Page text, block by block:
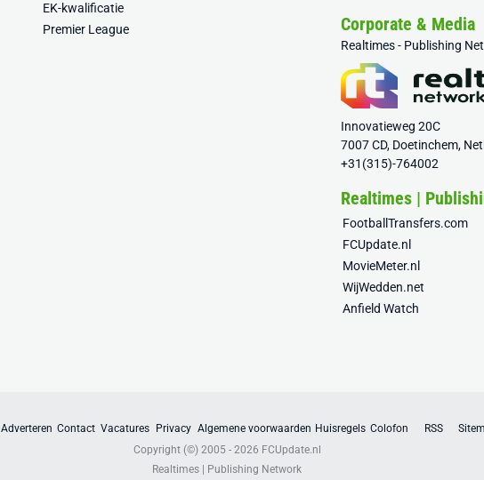
EK-kwalificatie
Premier League
Corporate & Media
Realtimes - Publishing
Innovatieweg 20C
7007 CD, Doetinchem,
+31(315)-764002
Realtimes |
FootballTransfers.com
FCUpdate.nl
MovieMeter.nl
WijWedden.net
Anfield Watch
Adverteren Contact Vacatures Privacy Algemene voorwaarden Huisregels Colofon RSS
Copyright (©) 2005 - 2026 FCUpdate.nl
Realtimes | Publishing Network